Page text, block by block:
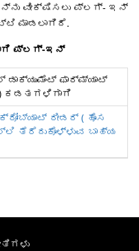
ವೀಕ್ಷಿಸಲು ಪ್ಲಗ್- ಇನ್
ಮಾಡಲಾಗಿದೆ.
ಪ್ಲಗ್-ಇನ್
ಡಾಕ್ಯುಮೆಂಟ್ ಫಾರ್ಮ್ಯಾಟ್
ಕಡತಗಳಿಗಾಗಿ
ರೀಡರ್ ( ಹೊಸ
ತೆರೆದುಕೊಳ್ಳುವ ಬಾಹ್ಯ